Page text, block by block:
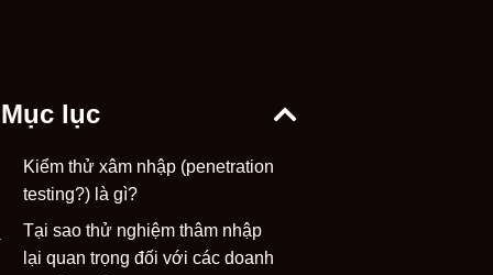
Mục lục
Kiểm thử xâm nhập (penetration
testing?) là gì?
Tại sao thử nghiệm thâm nhập
lại quan trọng đối với các doanh